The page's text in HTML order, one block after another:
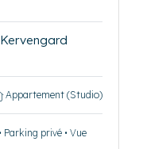
Appartement (Studio)
privé • Vue